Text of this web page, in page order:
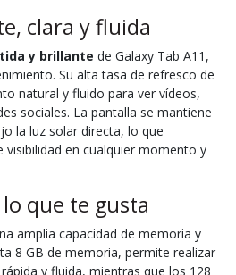
clara y fluida
y brillante de Galaxy Tab A11,
Su alta tasa de refresco de
natural y fluido para ver vídeos,
sociales. La pantalla se mantiene
la luz solar directa, lo que
visibilidad en cualquier momento y
que te gusta
amplia capacidad de memoria y
8 GB de memoria, permite realizar
y fluida, mientras que los 128